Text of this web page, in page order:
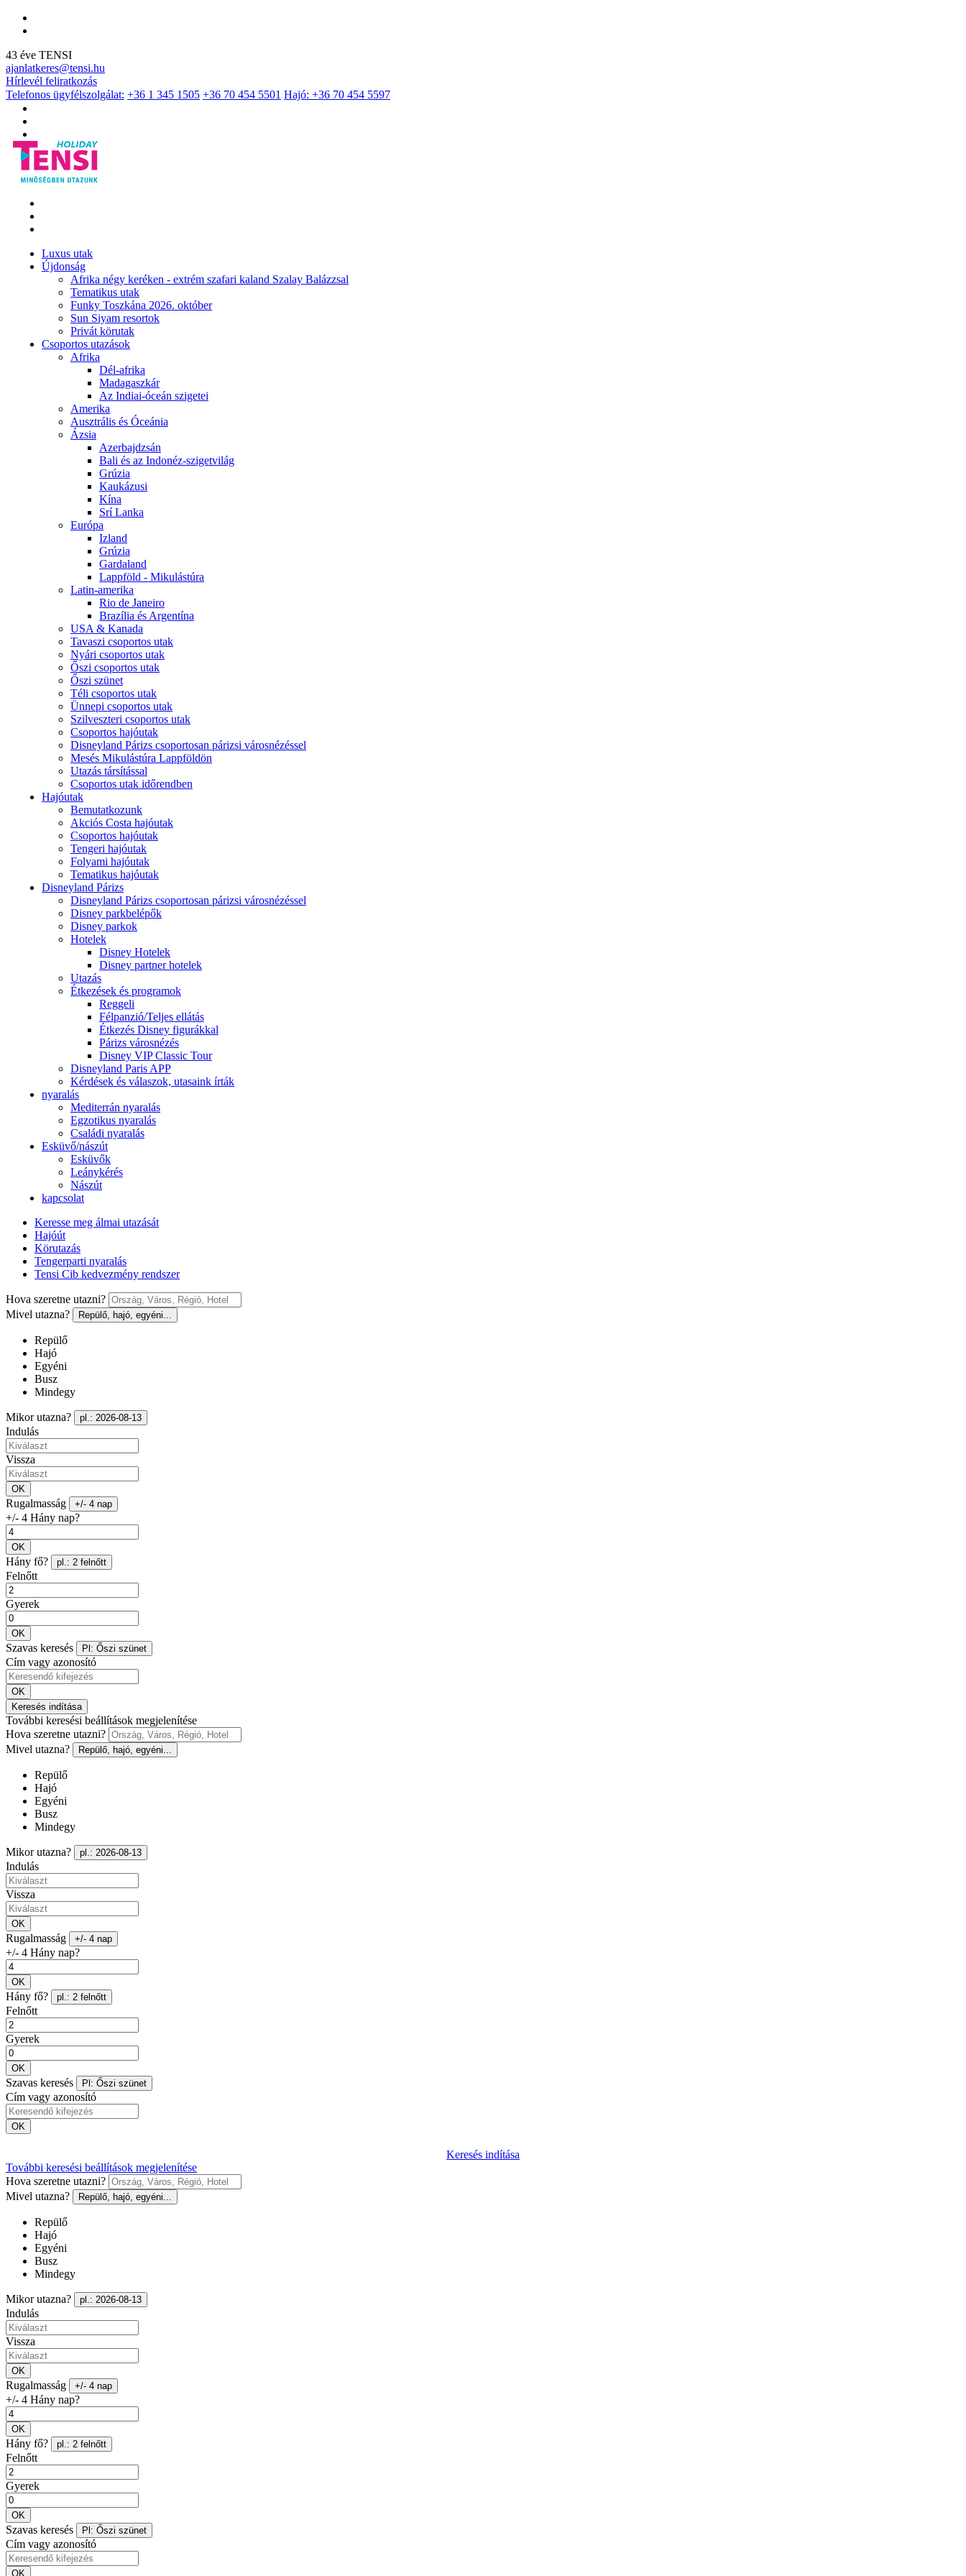
43 éve TENSI
ajanlatkeres@tensi.hu
Hírlevél feliratkozás
Telefonos ügyfélszolgálat: +36 1 345 1505 +36 70 454 5501 Hajó: +36 70 454 5597
Luxus utak
Újdonság
Afrika négy keréken - extrém szafari kaland Szalay Balázzsal
Tematikus utak
Funky Toszkána 2026. október
Sun Siyam resortok
Privát körutak
Csoportos utazások
Afrika
Dél-afrika
Madagaszkár
Az Indiai-óceán szigetei
Amerika
Ausztrális és Óceánia
Ázsia
Azerbajdzsán
Bali és az Indonéz-szigetvilág
Grúzia
Kaukázusi
Kína
Srí Lanka
Európa
Izland
Grúzia
Gardaland
Lappföld - Mikulástúra
Latin-amerika
Rio de Janeiro
Brazília és Argentína
USA & Kanada
Tavaszi csoportos utak
Nyári csoportos utak
Őszi csoportos utak
Őszi szünet
Téli csoportos utak
Ünnepi csoportos utak
Szilveszteri csoportos utak
Csoportos hajóutak
Disneyland Párizs csoportosan párizsi városnézéssel
Mesés Mikulástúra Lappföldön
Utazás társítással
Csoportos utak időrendben
Hajóutak
Bemutatkozunk
Akciós Costa hajóutak
Csoportos hajóutak
Tengeri hajóutak
Folyami hajóutak
Tematikus hajóutak
Disneyland Párizs
Disneyland Párizs csoportosan párizsi városnézéssel
Disney parkbelépők
Disney parkok
Hotelek
Disney Hotelek
Disney partner hotelek
Utazás
Étkezések és programok
Reggeli
Félpanzió/Teljes ellátás
Étkezés Disney figurákkal
Párizs városnézés
Disney VIP Classic Tour
Disneyland Paris APP
Kérdések és válaszok, utasaink írták
nyaralás
Mediterrán nyaralás
Egzotikus nyaralás
Családi nyaralás
Esküvő/nászút
Esküvők
Leánykérés
Nászút
kapcsolat
Keresse meg álmai utazását
Hajóút
Körutazás
Tengerparti nyaralás
Tensi Cib kedvezmény rendszer
Hova szeretne utazni?
Mivel utazna?
Repülő, hajó, egyéni...
Repülő
Hajó
Egyéni
Busz
Mindegy
Mikor utazna? pl.: 2026-08-13
Indulás
Vissza
OK
Rugalmasság +/- 4 nap
+/- 4 Hány nap?
OK
Hány fő? pl.: 2 felnőtt
Felnőtt
Gyerek
OK
Szavas keresés Pl: Őszi szünet
Cím vagy azonosító
OK
Keresés indítása
További keresési beállítások megjelenítése
Hova szeretne utazni?
Mivel utazna?
Repülő, hajó, egyéni...
Repülő
Hajó
Egyéni
Busz
Mindegy
Mikor utazna? pl.: 2026-08-13
Indulás
Vissza
OK
Rugalmasság +/- 4 nap
+/- 4 Hány nap?
OK
Hány fő? pl.: 2 felnőtt
Felnőtt
Gyerek
OK
Szavas keresés Pl: Őszi szünet
Cím vagy azonosító
OK
Keresés indítása
További keresési beállítások megjelenítése
Hova szeretne utazni?
Mivel utazna?
Repülő, hajó, egyéni...
Repülő
Hajó
Egyéni
Busz
Mindegy
Mikor utazna? pl.: 2026-08-13
Indulás
Vissza
OK
Rugalmasság +/- 4 nap
+/- 4 Hány nap?
OK
Hány fő? pl.: 2 felnőtt
Felnőtt
Gyerek
OK
Szavas keresés Pl: Őszi szünet
Cím vagy azonosító
OK